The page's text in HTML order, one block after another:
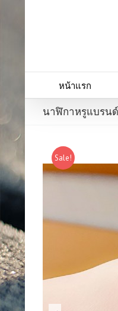
หน้าแรก
นาฬิกาหรูแบรน
Sale!